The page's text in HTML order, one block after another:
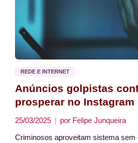
REDE E INTERNET
Anúncios golpistas
prosperar no Instagram
25/03/2025 por Felipe Junqueira
Criminosos aproveitam sistema sem